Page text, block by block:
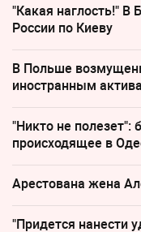
"Какая наглость!" В
России по Киеву
В Польше
иностранным
"Никто не полезет":
происходящее в
Арестована жена
"Придется нанести